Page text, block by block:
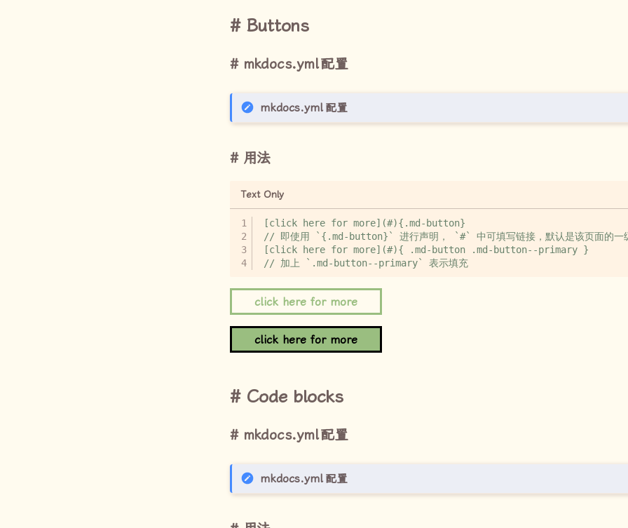
Buttons
mkdocs.yml配置
mkdocs.yml 配置
用法
Text Only
click here for more
click here for more
Code blocks
mkdocs.yml配置
mkdocs.yml 配置